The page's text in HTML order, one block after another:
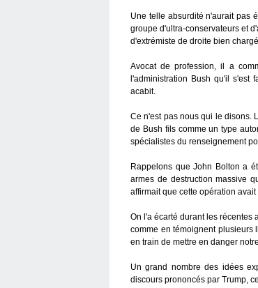
Une telle absurdité n'aurait pas
groupe d'ultra-conservateurs et
d'extrémiste de droite bien
Avocat de profession, il a
l'administration Bush qu'il s'est
acabit.
Ce n'est pas nous qui le disons.
de Bush fils comme un type
spécialistes du renseignement
Rappelons que John Bolton a
armes de destruction massive
affirmait que cette opération
On l'a écarté durant les récentes
comme en témoignent plusieurs
en train de mettre en danger
Un grand nombre des idées
discours prononcés par Trump,